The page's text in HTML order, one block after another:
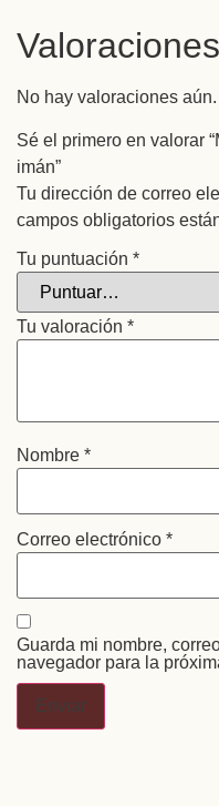
Valoraciones
No hay valoraciones aún.
Sé el primero en valorar
imán”
Tu dirección de correo
campos obligatorios
Tu puntuación *
Tu valoración *
Nombre *
Correo electrónico *
Guarda mi nombre,
navegador para la